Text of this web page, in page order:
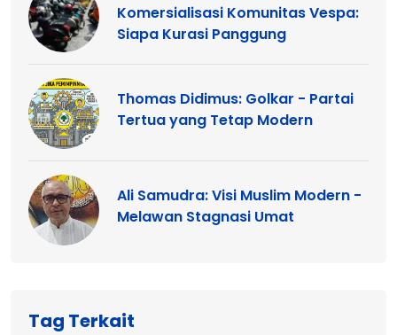
Komersialisasi Komunitas Vespa:
Siapa Kurasi Panggung
Thomas Didimus: Golkar - Partai
Tertua yang Tetap Modern
Ali Samudra: Visi Muslim Modern -
Melawan Stagnasi Umat
Tag Terkait